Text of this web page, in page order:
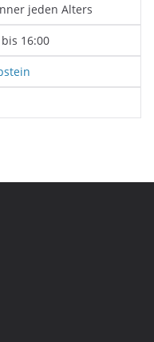
jeden Alters
16:00